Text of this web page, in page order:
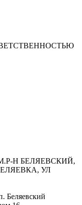
Н БЕЛЯЕВСКИЙ,
УЛ
Беляевский